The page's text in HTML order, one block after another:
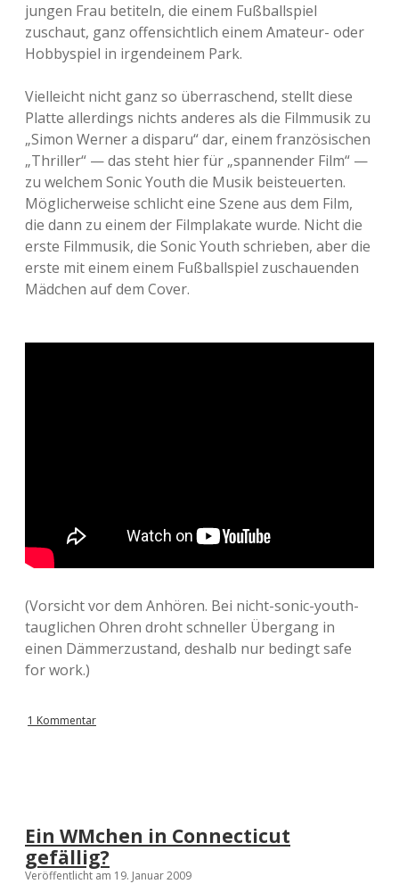
jungen Frau betiteln, die einem Fußballspiel
zuschaut, ganz offensichtlich einem Amateur- oder
Hobbyspiel in irgendeinem Park.
Vielleicht nicht ganz so überraschend, stellt diese
Platte allerdings nichts anderes als die Filmmusik zu
„Simon Werner a disparu“ dar, einem französischen
„Thriller“ — das steht hier für „spannender Film“ —
zu welchem Sonic Youth die Musik beisteuerten.
Möglicherweise schlicht eine Szene aus dem Film,
die dann zu einem der Filmplakate wurde. Nicht die
erste Filmmusik, die Sonic Youth schrieben, aber die
erste mit einem einem Fußballspiel zuschauenden
Mädchen auf dem Cover.
(Vorsicht vor dem Anhören. Bei nicht-sonic-youth-
tauglichen Ohren droht schneller Übergang in
einen Dämmerzustand, deshalb nur bedingt safe
for work.)
1 Kommentar
Ein WMchen in Connecticut
gefällig?
Veröffentlicht am 19. Januar 2009